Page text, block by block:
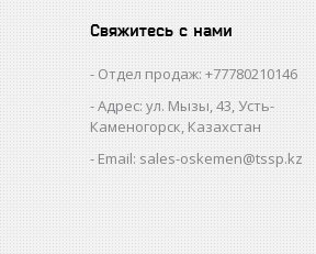
Свяжитесь с нами
Отдел продаж: +77780210146
Адрес: ул. Мызы, 43, Усть-
Каменогорск, Казахстан
Email: sales-oskemen@tssp.kz